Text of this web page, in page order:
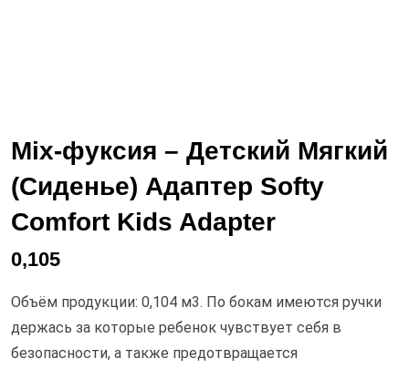
Mix-фуксия – Детский Мягкий
(Сиденье) Адаптер Softy
Comfort Kids Adapter
0,105
Объём продукции: 0,104 м3. По бокам имеются ручки
держась за которые ребенок чувствует себя в
безопасности, а также предотвращается